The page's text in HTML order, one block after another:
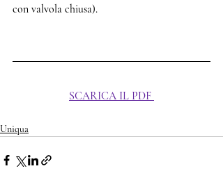
con valvola chiusa).
SCARICA IL PDF
Uniqua